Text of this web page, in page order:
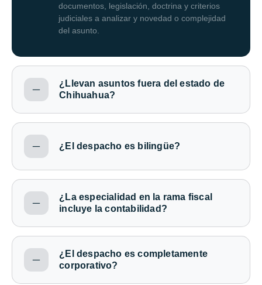
documentos, legislación, doctrina y criterios
judiciales a analizar y novedad o complejidad
del asunto.
¿Llevan asuntos fuera del estado de
Chihuahua?
¿El despacho es bilingüe?
¿La especialidad en la rama fiscal
incluye la contabilidad?
¿El despacho es completamente
corporativo?